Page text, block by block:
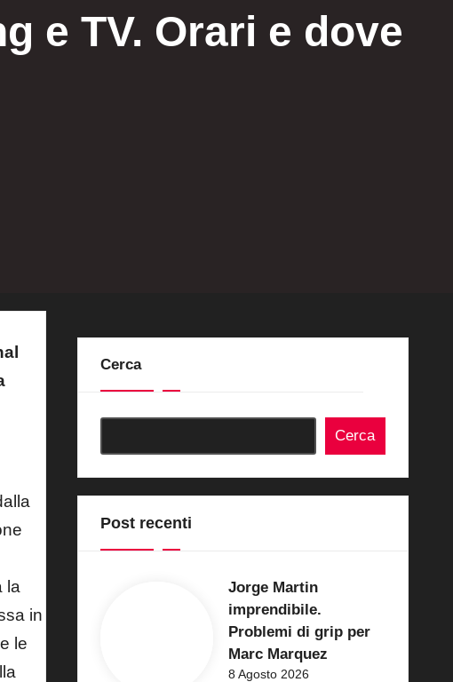
e TV. Orari e dove
la
in
le
Cerca
Cerca
Post recenti
Jorge Martin
imprendibile.
Problemi di grip per
Marc Marquez
8 Agosto 2026